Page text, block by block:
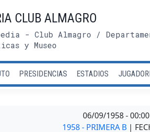
CLUB ALMAGRO
- Club Almagro /
y Museo
PRESIDENCIAS ESTADIOS
06/09/1958-00:00
1958 - PRIMERA B |